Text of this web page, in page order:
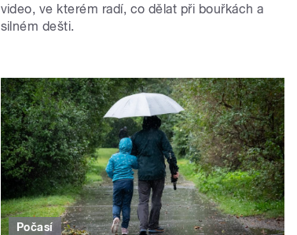
video, ve kterém radí, co dělat při bouřkách a
silném dešti.
Počasí